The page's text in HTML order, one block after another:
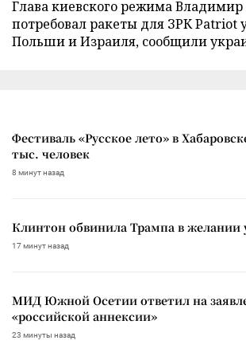
Глава киевского режима
потребовал ракеты для ЗРК Patriot
Польши и Израиля, сообщили
Фестиваль «Русское лето» в
тыс. человек
8 минут назад
Клинтон обвинила Трампа в желании
17 минут назад
МИД Южной Осетии ответил на
«российской аннексии»
23 минуты назад